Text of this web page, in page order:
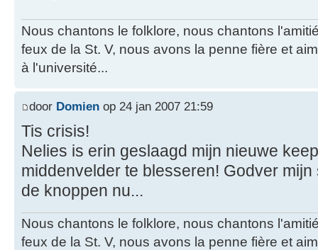
Nous chantons le folklore, nous chantons
feux de la St. V, nous avons la penne fière et
à l'université...
door Domien op 24 jan 2007 21:59
Tis crisis!
Nelies is erin geslaagd mijn nieuwe
middenvelder te blesseren! Godver
de knoppen nu...
Nous chantons le folklore, nous chantons
feux de la St. V, nous avons la penne fière et